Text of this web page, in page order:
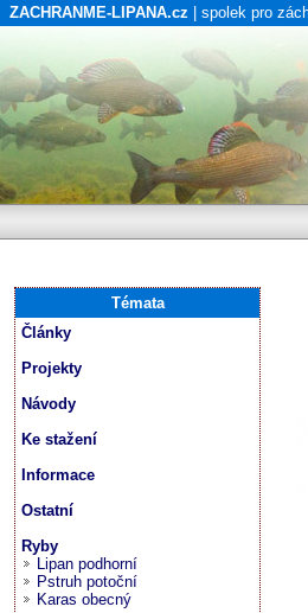
ZACHRANME-LIPANA.cz | spolek pro
Témata
Články
Projekty
Návody
Ke stažení
Informace
Ostatní
Ryby
Lipan podhorní
Pstruh potoční
Karas obecný